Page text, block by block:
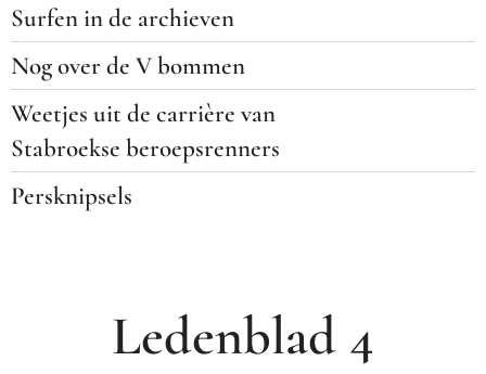
Surfen in de archieven
Nog over de V bommen
Weetjes uit de carrière van
Stabroekse beroepsrenners
Persknipsels
Ledenblad 4